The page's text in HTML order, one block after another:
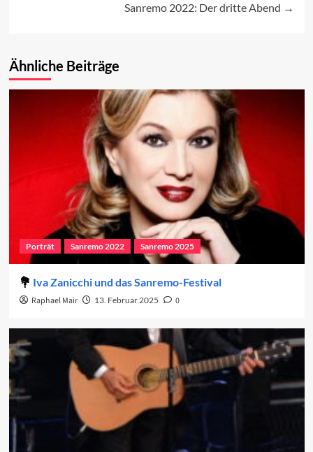
Sanremo 2022: Der dritte Abend
Ähnliche Beiträge
Porträt Sanremo 2022 Sanremo 2025
Iva Zanicchi und das Sanremo-Festival
Raphael Mair 13. Februar 2025 0